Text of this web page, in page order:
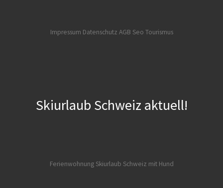
Impressum Datenschutz AGB Seo Tourismus
Skiurlaub Schweiz aktuell!
Ferienwohnung Skiurlaub Schweiz mit Hund